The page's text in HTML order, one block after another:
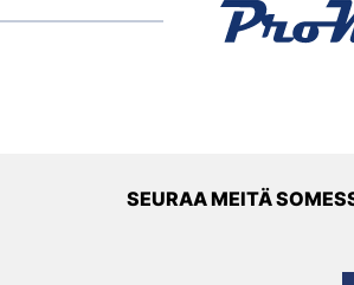
SEURAA MEITÄ